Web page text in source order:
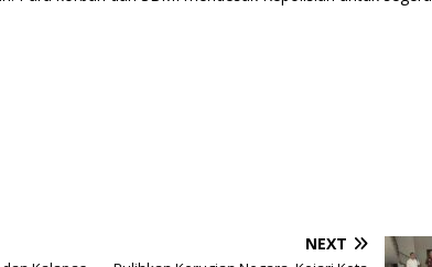
NEXT